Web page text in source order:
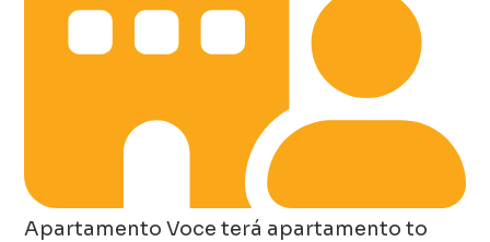
Apartamento Voce terá apartamento to